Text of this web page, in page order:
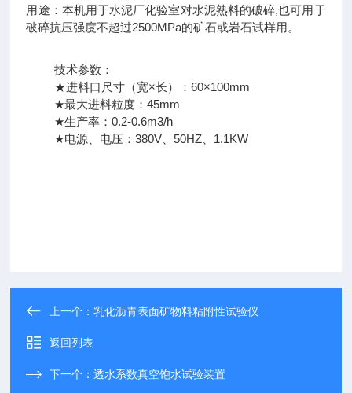
用途：本机用于水泥厂化验室对水泥熟料的破碎,也可用于
破碎抗压强度不超过2500MPa的矿石或岩石试样用。
技术参数：
★进料口尺寸（宽×长）：60×100mm
★最大进料粒度：45mm
★生产率：0.2-0.6m3/h
★电源、电压：380V、50HZ、1.1KW
上一个：乳化沥青表面矿物料粘附性试验仪
返回列表
下一个：透水系数真空饱水试验装置